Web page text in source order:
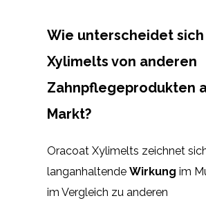
Wie unterscheidet
Xylimelts von anderen
Zahnpflegeprodukten
Markt?
Oracoat Xylimelts zeichnet
langanhaltende Wirkung im
im Vergleich zu anderen